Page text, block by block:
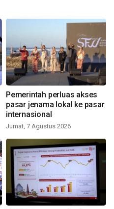
Pemerintah perluas akses
pasar jenama lokal ke pasar
internasional
Jumat, 7 Agustus 2026